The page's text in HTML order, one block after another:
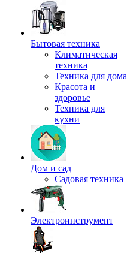
Бытовая техника
Климатическая
техника
Техника для дома
Красота и
здоровье
Техника для
кухни
Дом и сад
Садовая техника
Электроинструмент